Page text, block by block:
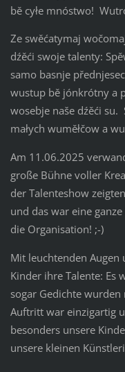
bě cyłe mnóstwo!
Ze swěćatymaj
dźěći swoje talenty:
samo basnje
wustup bě jónkrótny a
wosebje naše dźěći
małych wuměłčow a
Am 11.06.2025
große Bühne voller
der Talenteshow
und das war eine
die Organisation! ;-)
Mit leuchtenden
Kinder ihre Talente: Es
sogar Gedichte
Auftritt war einzigartig
besonders unsere
unsere kleinen